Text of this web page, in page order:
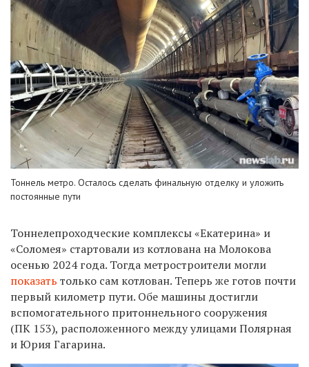
Тоннель метро. Осталось сделать финальную отделку и уложить
постоянные пути
Тоннелепроходческие комплексы «Екатерина» и
«Соломея» стартовали из котлована на Молокова
осенью 2024 года. Тогда метростроители могли
показать только сам котлован. Теперь же готов почти
первый километр пути. Обе машины достигли
вспомогательного притоннельного сооружения
(ПК 153), расположенного между улицами Полярная
и Юрия Гагарина.